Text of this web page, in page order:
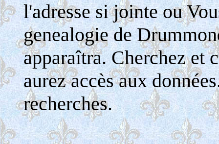
l'adresse si jointe ou
genealogie de
apparaîtra. Cherchez et
aurez accès aux
recherches.